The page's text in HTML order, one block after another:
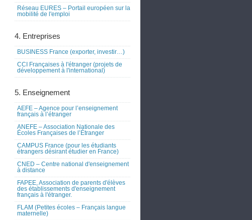
Réseau EURES – Portail européen sur la
mobilité de l'emploi
4. Entreprises
BUSINESS France (exporter, investir…)
CCI Françaises à l'étranger (projets de
développement à l'international)
5. Enseignement
AEFE – Agence pour l’enseignement
français à l’étranger
ANEFE – Association Nationale des
Écoles Françaises de l’Étranger
CAMPUS France (pour les étudiants
étrangers désirant étudier en France)
CNED – Centre national d'enseignement
à distance
FAPEE, Association de parents d'élèves
des établissements d'enseignement
français à l'étranger.
FLAM (Petites écoles – Français langue
maternelle)